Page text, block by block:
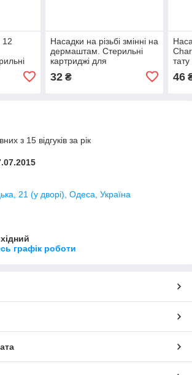
12
Насадки на різьбі змінні на
дермаштам. Стерильні
картриджі для
дермаштампа на 12 голок
32₴ 46
з 15 відгуків за рік
21 (у дворі), Одеса, Україна
графік роботи